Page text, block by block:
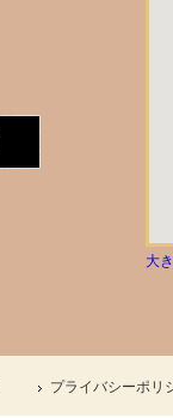
大
プライバシーポリ